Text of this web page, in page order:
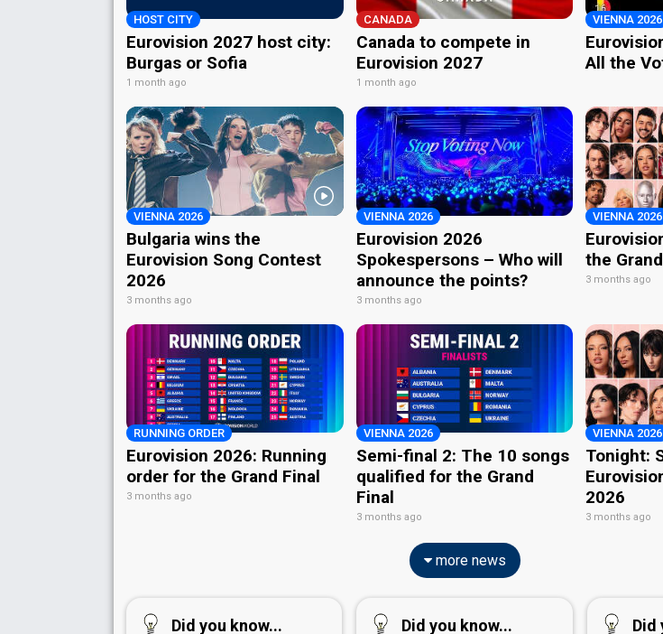
HOST CITY
Eurovision 2027 host city:
Burgas or Sofia
1 month ago
CANADA
Canada to compete in
Eurovision 2027
1 month ago
VIENNA 2026
All the
VIENNA 2026
Bulgaria wins the
Eurovision Song Contest
2026
3 months ago
VIENNA 2026
Eurovision 2026
Spokespersons – Who will
announce the points?
3 months ago
VIENNA 2026
the
3 months ago
RUNNING ORDER
Eurovision 2026: Running
order for the Grand Final
3 months ago
VIENNA 2026
Semi-final 2: The 10 songs
qualified for the Grand
Final
3 months ago
VIENNA 2026
Tonight:
2026
3 months ago
more news
Did you know... Did you know... Did